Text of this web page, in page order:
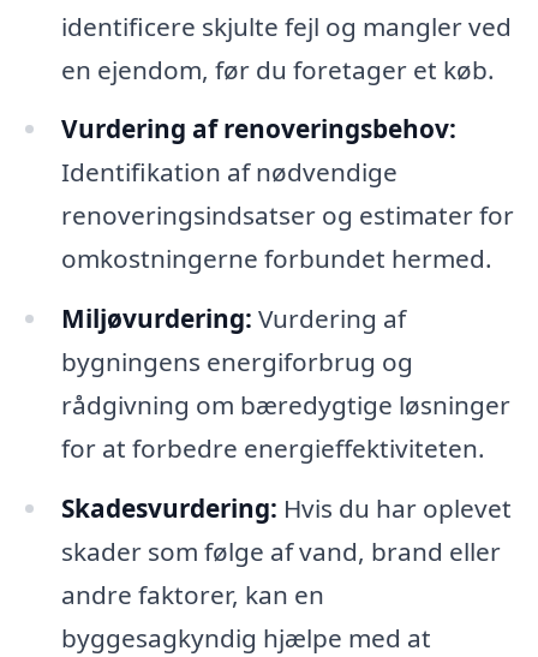
identificere skjulte fejl og mangler ved
en ejendom, før du foretager et køb.
Vurdering af renoveringsbehov:
Identifikation af nødvendige
renoveringsindsatser og estimater for
omkostningerne forbundet hermed.
Miljøvurdering: Vurdering af
bygningens energiforbrug og
rådgivning om bæredygtige løsninger
for at forbedre energieffektiviteten.
Skadesvurdering: Hvis du har oplevet
skader som følge af vand, brand eller
andre faktorer, kan en
byggesagkyndig hjælpe med at